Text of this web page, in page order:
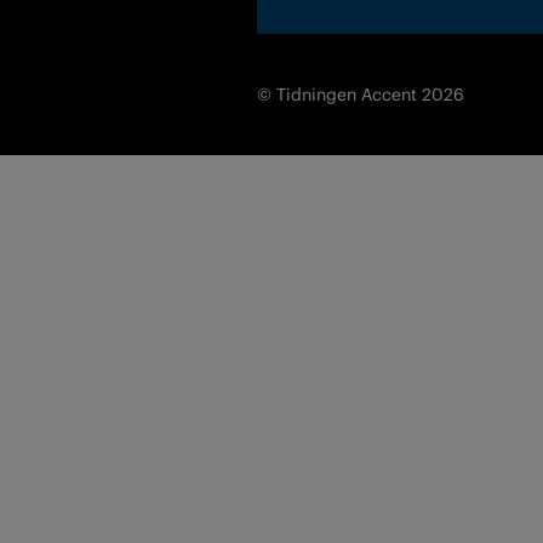
© Tidningen Accent 2026